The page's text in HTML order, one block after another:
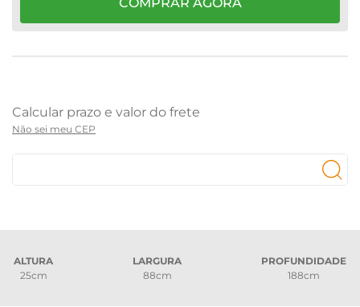
Não sei meu CEP
ALTURA
25cm
LARGURA
88cm
PROFUNDIDADE
188cm